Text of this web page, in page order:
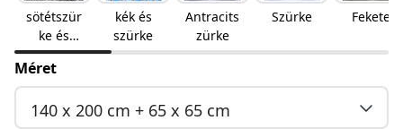
sötétszür
ke és
fehér
kék és
szürke
Antracits
zürke
Szürke Fekete
Méret
140 x 200 cm + 65 x 65 cm